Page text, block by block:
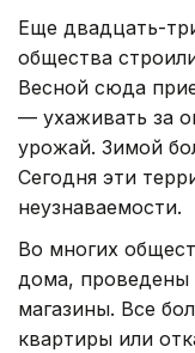
Еще двадцать-
общества
Весной сюда
— ухаживать за
урожай. Зимой
Сегодня эти
неузнаваемости.
Во многих
дома, проведены
магазины. Все
квартиры или